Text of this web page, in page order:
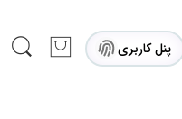
پنل کاربری